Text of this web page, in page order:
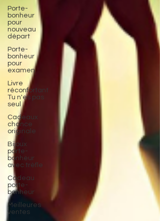
Porte-
bonheur
pour
nouveau
départ
Porte-
bonheur
pour
examen
Livre
réconfortant
Tu n'es pas
seul
Cadeaux
chance
originale
Bijoux
porte-
bonheur
avec trèfle
Cadeau
porte-
bonheur
Meilleures
ventes